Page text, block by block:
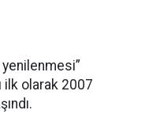
ilk olarak 2007